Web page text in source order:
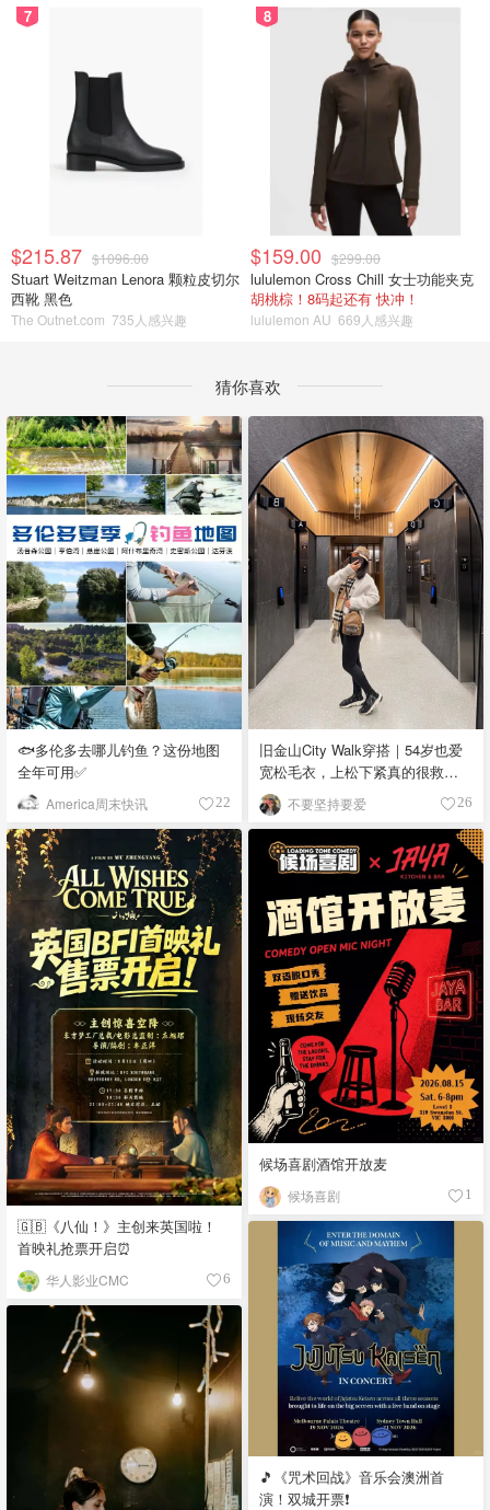
7
$215.87 $1096.00
Stuart Weitzman Lenora 颗粒皮切尔
西靴 黑色
The Outnet.com 735人感兴趣
8
$159.00 $299.00
lululemon Cross Chill 女士功能夹克
胡桃棕！8码起还有 快冲！
lululemon AU 669人感兴趣
猜你喜欢
🐟多伦多去哪儿钓鱼？这份地图
全年可用✅
America周末快讯 22
旧金山City Walk穿搭｜54岁也爱
宽松毛衣，上松下紧真的很救比
例
不要坚持要爱 26
🇬🇧《八仙！》主创来英国啦！
首映礼抢票开启⏰
华人影业CMC 6
候场喜剧酒馆开放麦
候场喜剧 1
🎵《咒术回战》音乐会澳洲首
演！双城开票❗️